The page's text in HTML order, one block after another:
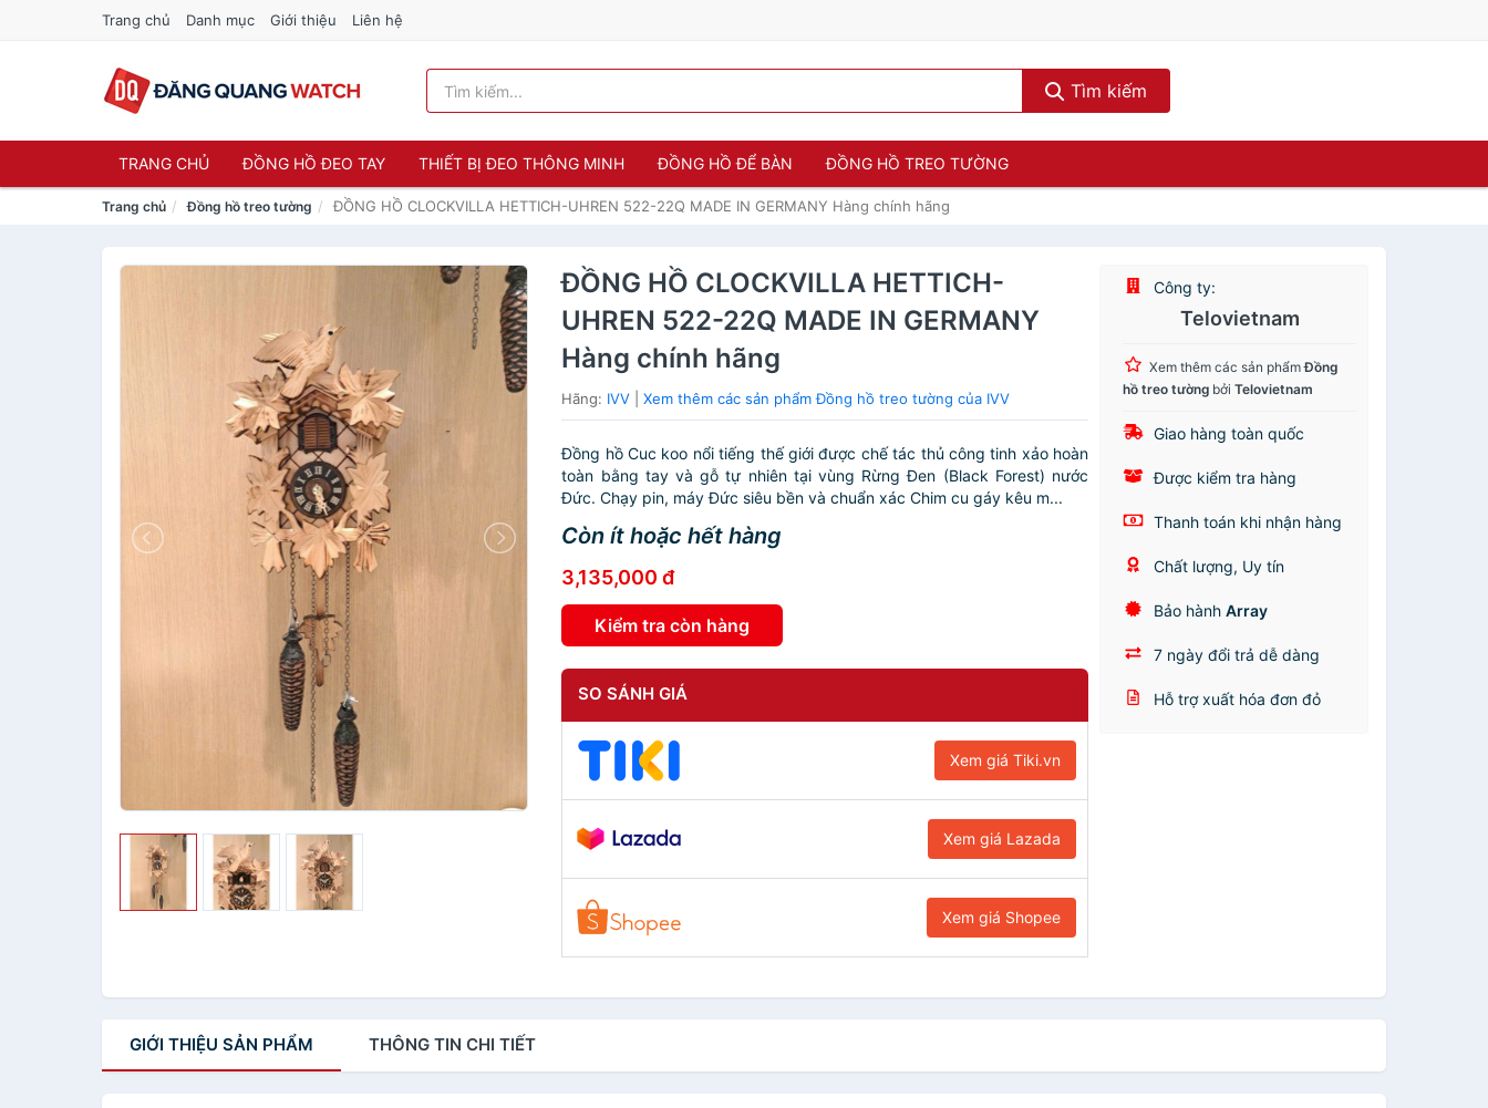
Trang chủ Danh mục Giới thiệu Liên hệ
Tìm kiếm
TRANG CHỦ ĐỒNG HỒ ĐEO TAY THIẾT BỊ ĐEO THÔNG MINH ĐỒNG HỒ ĐỂ BÀN ĐỒNG HỒ TREO TƯỜNG
Trang chủ Đồng hồ treo tường ĐỒNG HỒ CLOCKVILLA HETTICH-UHREN 522-22Q MADE IN GERMANY Hàng chính hãng
ĐỒNG HỒ CLOCKVILLA HETTICH-
UHREN 522-22Q MADE IN GERMANY
Hàng chính hãng
Hãng: IVV |Xem thêm các sản phẩm Đồng hồ treo tường của IVV
Đồng hồ Cuc koo nổi tiếng thế giới được chế tác thủ công tinh xảo hoàn
toàn bằng tay và gỗ tự nhiên tại vùng Rừng Đen (Black Forest) nước
Đức. Chạy pin, máy Đức siêu bền và chuẩn xác Chim cu gáy kêu m...
Còn ít hoặc hết hàng
3,135,000 đ
Kiểm tra còn hàng
SO SÁNH GIÁ
Xem giá Tiki.vn
Xem giá Lazada
Xem giá Shopee
Công ty:
Telovietnam
Xem thêm các sản phẩmĐồng
hồ treo tường bởiTelovietnam
Giao hàng toàn quốc
Được kiểm tra hàng
Thanh toán khi nhận hàng
Chất lượng, Uy tín
Bảo hànhArray
7 ngày đổi trả dễ dàng
Hỗ trợ xuất hóa đơn đỏ
GIỚI THIỆU SẢN PHẨM THÔNG TIN CHI TIẾT